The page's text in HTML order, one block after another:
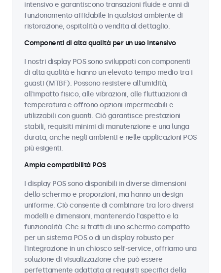
intensivo e garantiscono transazioni fluide e anni di
funzionamento affidabile in qualsiasi ambiente di
ristorazione, ospitalità o vendita al dettaglio.
Componenti di alta qualità per un uso intensivo
I nostri display POS sono sviluppati con componenti
di alta qualità e hanno un elevato tempo medio tra i
guasti (MTBF). Possono resistere all'umidità,
all'impatto fisico, alle vibrazioni, alle fluttuazioni di
temperatura e offrono opzioni impermeabili e
utilizzabili con guanti. Ciò garantisce prestazioni
stabili, requisiti minimi di manutenzione e una lunga
durata, anche negli ambienti e nelle applicazioni POS
più esigenti.
Ampia compatibilità POS
I display POS sono disponibili in diverse dimensioni
dello schermo e proporzioni, ma hanno un design
uniforme. Ciò consente di combinare tra loro diversi
modelli e dimensioni, mantenendo l'aspetto e la
funzionalità. Che si tratti di uno schermo compatto
per un sistema POS o di un display robusto per
l'integrazione in un chiosco self-service, offriamo una
soluzione di visualizzazione che può essere
perfettamente adattata ai requisiti specifici della